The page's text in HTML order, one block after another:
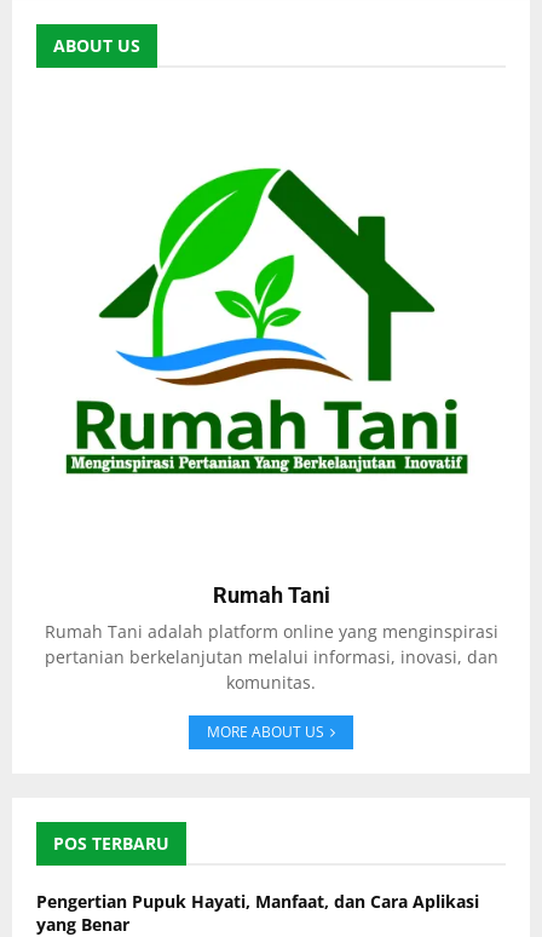
ABOUT US
Rumah Tani
Rumah Tani adalah platform online yang menginspirasi
pertanian berkelanjutan melalui informasi, inovasi, dan
komunitas.
MORE ABOUT US
POS TERBARU
Pengertian Pupuk Hayati, Manfaat, dan Cara Aplikasi
yang Benar